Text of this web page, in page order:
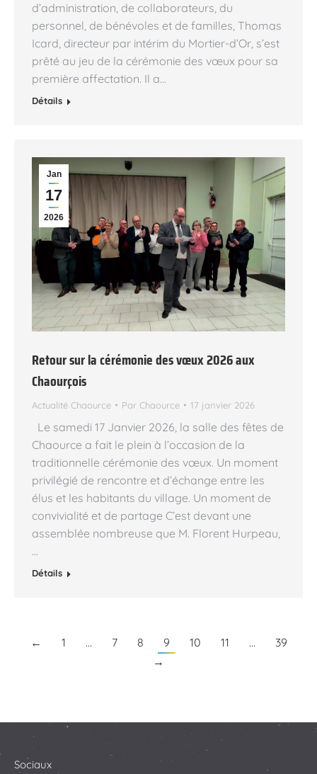
d’administration, de collaborateurs, du
personnel, de bénévoles et de familles, Thomas
Icard, directeur par intérim du Mortier-d’Or, s’est
prêté au jeu de la cérémonie des vœux pour sa
première affectation. Il a…
Détails
Jan
17
2026
Retour sur la cérémonie des vœux 2026 aux
Chaourçois
Actualité Chaource Par Chaource 17 janvier 2026
Le samedi 17 Janvier 2026, la salle des fêtes de
Chaource a fait le plein à l’occasion de la
traditionnelle cérémonie des vœux. Un moment
privilégié de rencontre et d’échange entre les
élus et les habitants du village. Un moment de
convivialité et de partage C’est devant une
assemblée nombreuse que M. Florent Hurpeau,
…
Détails
← 1 … 7 8 9 10 11 …
39
→
Sociaux